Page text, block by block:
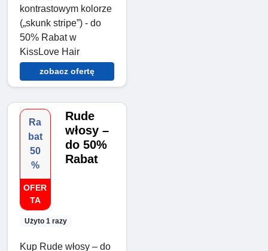
kontrastowym kolorze
(„skunk stripe”) - do
50% Rabat w
KissLove Hair
zobacz ofertę
Ra
bat
50
%
OFER
TA
Użyto 1 razy
Rude
włosy –
do 50%
Rabat
Kup Rude włosy – do